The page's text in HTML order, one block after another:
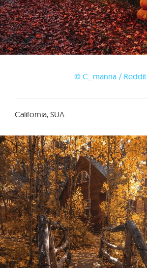
© C_manna / Reddit
California, SUA